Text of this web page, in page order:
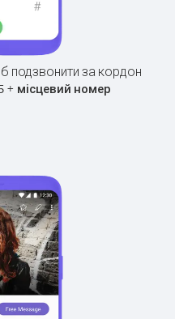
подзвонити за кордон
+ місцевий номер